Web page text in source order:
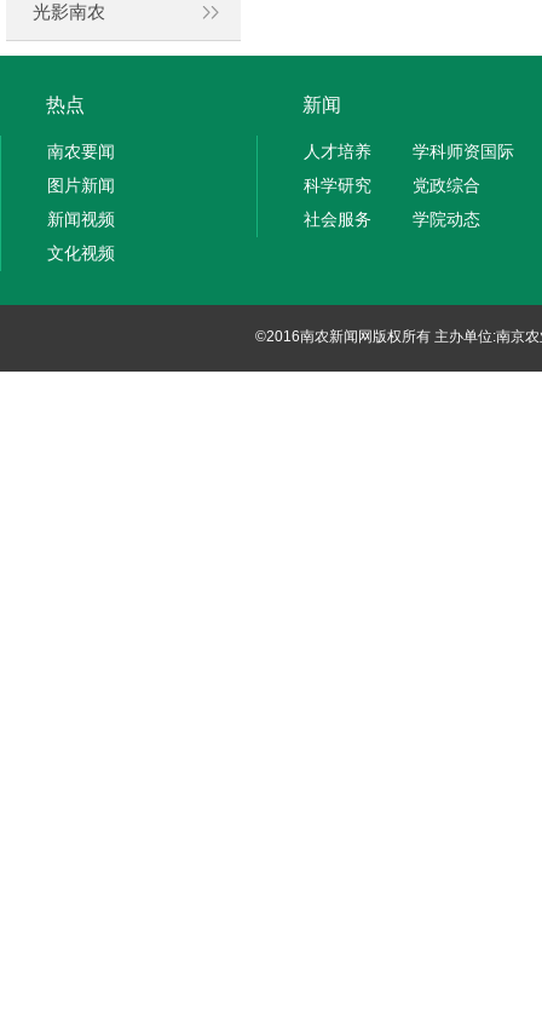
光影南农
热点
南农要闻
图片新闻
新闻视频
文化视频
新闻
人才培养
科学研究
社会服务
学科师资国际
党政综合
学院动态
©2016南农新闻网版权所有 主办单位:南京